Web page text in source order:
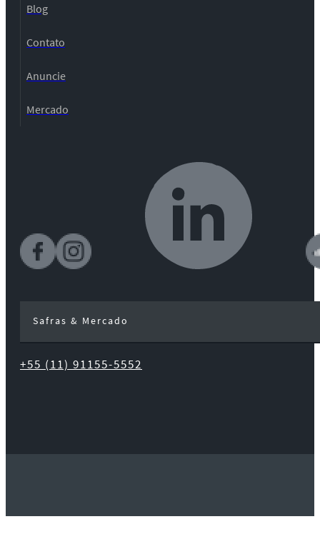
Blog
Contato
Anuncie
Mercado
Safras & Mercado
+55 (11) 91155-5552